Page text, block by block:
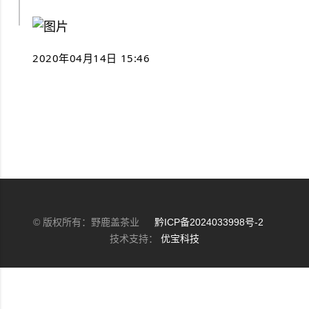
2020年04月14日 15:46
© 版权所有：野鹿盖茶业 黔ICP备2024033998号-2
技术支持： 优宝科技